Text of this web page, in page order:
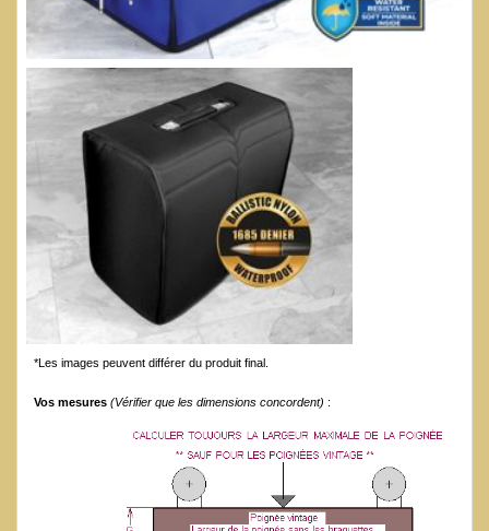
*Les images peuvent différer du produit final.
Vos mesures (Vérifier que les dimensions concordent) :